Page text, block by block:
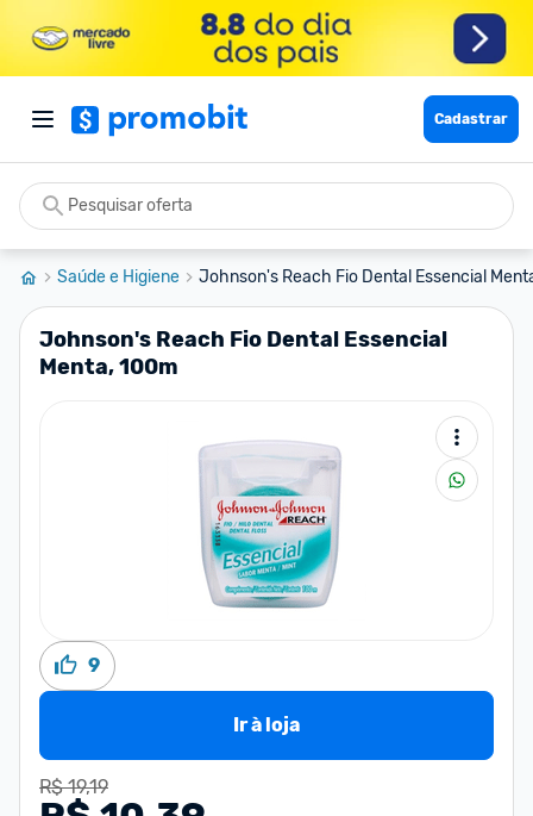
Cadastrar
Saúde e Higiene Johnson's Reach Fio Dental Essencial
Johnson's Reach Fio Dental Essencial
Menta, 100m
9
Ir à loja
R$ 19,19